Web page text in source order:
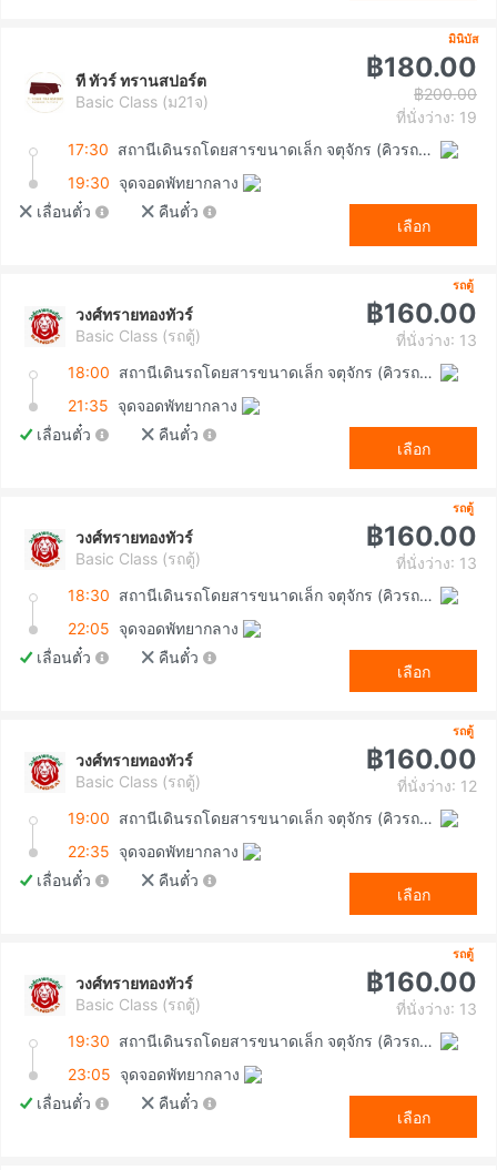
มินิบัส
ที ทัวร์ ทรานสปอร์ต
Basic Class (ม21จ)
฿180.00
฿200.00
ที่นั่งว่าง: 19
17:30
สถานีเดินรถโดยสารขนาดเล็ก จตุจักร (คิวรถตู้หมอชิต 2)
19:30 จุดจอดพัทยากลาง
เลื่อนตั๋ว
คืนตั๋ว
เลือก
รถตู้
วงศ์ทรายทองทัวร์
Basic Class (รถตู้)
฿160.00
ที่นั่งว่าง: 13
18:00
สถานีเดินรถโดยสารขนาดเล็ก จตุจักร (คิวรถตู้หมอชิต 2)
21:35 จุดจอดพัทยากลาง
เลื่อนตั๋ว
คืนตั๋ว
เลือก
รถตู้
วงศ์ทรายทองทัวร์
Basic Class (รถตู้)
฿160.00
ที่นั่งว่าง: 13
18:30
สถานีเดินรถโดยสารขนาดเล็ก จตุจักร (คิวรถตู้หมอชิต 2)
22:05 จุดจอดพัทยากลาง
เลื่อนตั๋ว
คืนตั๋ว
เลือก
รถตู้
วงศ์ทรายทองทัวร์
Basic Class (รถตู้)
฿160.00
ที่นั่งว่าง: 12
19:00
สถานีเดินรถโดยสารขนาดเล็ก จตุจักร (คิวรถตู้หมอชิต 2)
22:35 จุดจอดพัทยากลาง
เลื่อนตั๋ว
คืนตั๋ว
เลือก
รถตู้
วงศ์ทรายทองทัวร์
Basic Class (รถตู้)
฿160.00
ที่นั่งว่าง: 13
19:30
สถานีเดินรถโดยสารขนาดเล็ก จตุจักร (คิวรถตู้หมอชิต 2)
23:05 จุดจอดพัทยากลาง
เลื่อนตั๋ว
คืนตั๋ว
เลือก